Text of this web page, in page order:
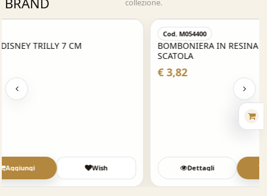
collezione.
Acquisto Veloce
BOMBONIERA IN RESINA DISNEY MINNIE - 8,5 CM - CON
Dettagli Wish